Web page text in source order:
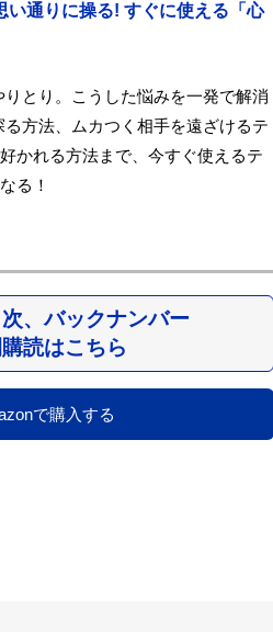
い通りに操る! すぐに使える「心
とり。こうした悩みを一発で解消
方法、ムカつく相手を遠ざけるテ
かれる方法まで、今すぐ使えるテ
る！
、バックナンバー
読はこちら
で購入する